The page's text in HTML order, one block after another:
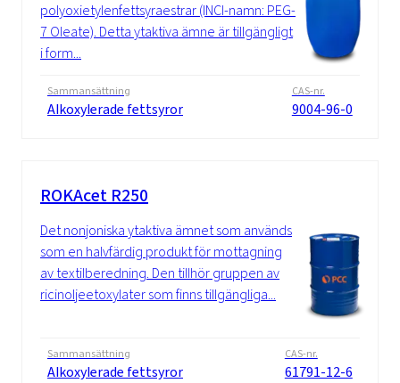
polyoxietylenfettsyraestrar (INCI-namn: PEG-
7 Oleate). Detta ytaktiva ämne är tillgängligt
i form...
Sammansättning
Alkoxylerade fettsyror
CAS-nr.
9004-96-0
ROKAcet R250
Det nonjoniska ytaktiva ämnet som används
som en halvfärdig produkt för mottagning
av textilberedning. Den tillhör gruppen av
ricinoljeetoxylater som finns tillgängliga...
Sammansättning
Alkoxylerade fettsyror
CAS-nr.
61791-12-6